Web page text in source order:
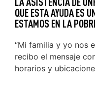
QUE ESTA AYUDA ES
ESTAMOS EN LA
“Mi familia y yo nos
recibo el mensaje
horarios y